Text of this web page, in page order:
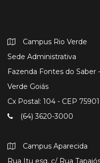
Campus Rio Verde
Sede Administrativa
Fazenda Fontes do Saber
Verde Goiás
Cx Postal: 104 - CEP
(64) 3620-3000
Campus Aparecida
Rua Itu esq. c/ Rua